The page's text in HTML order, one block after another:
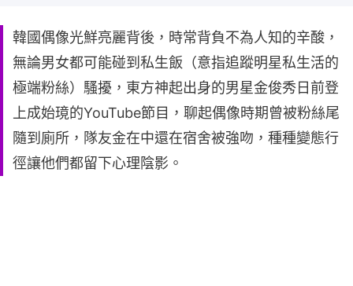
韓國偶像光鮮亮麗背後，時常背負不為人知的辛酸，
無論男女都可能碰到私生飯（意指追蹤明星私生活的
極端粉絲）騷擾，東方神起出身的男星金俊秀日前登
上成始璄的YouTube節目，聊起偶像時期曾被粉絲尾
隨到廁所，隊友金在中還在宿舍被強吻，種種變態行
徑讓他們都留下心理陰影。